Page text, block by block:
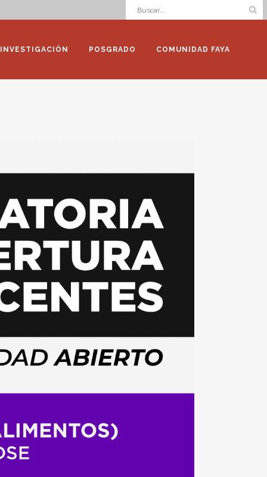
INVESTIGACIÓN POSGRADO COMUNIDAD FAYA